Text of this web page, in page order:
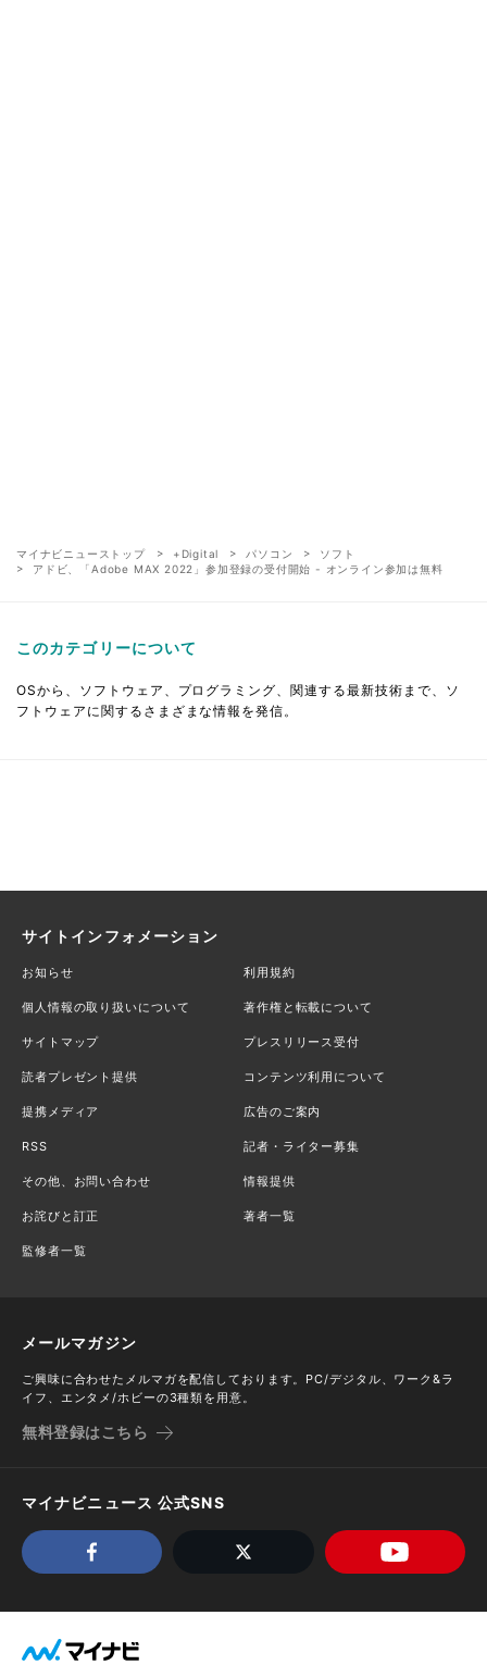
マイナビニューストップ +Digital パソコン
ソフト
アドビ、「Adobe MAX 2022」参加登録の受付開始 - オンライン参加は無料
このカテゴリーについて
OSから、ソフトウェア、プログラミング、関連する最新技術まで、ソ
フトウェアに関するさまざまな情報を発信。
サイトインフォメーション
お知らせ 利用規約
個人情報の取り扱いについて 著作権と転載について
サイトマップ プレスリリース受付
読者プレゼント提供 コンテンツ利用について
提携メディア 広告のご案内
RSS 記者・ライター募集
その他、お問い合わせ 情報提供
お詫びと訂正 著者一覧
監修者一覧
メールマガジン
ご興味に合わせたメルマガを配信しております。PC/デジタル、ワーク&ラ
イフ、エンタメ/ホビーの3種類を用意。
無料登録はこちら
マイナビニュース 公式SNS